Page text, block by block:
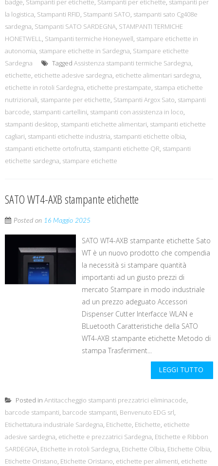
badge, Stampanti per etichette, Stampanti per etichette, stampanti per
la logistica, Stampanti RFID, Stampanti SATO, stampanti sato Cg408e
sardegna, Stampanti SATO SARDEGNA, STAMPANTI TERMICHE
HONETWELL, Stampanti termiche Honeywell, stampare etichette in
autonomia, stampare etichette in Sardegna, Stampare etichette
Sardegna
Tagged Assistenza stampanti termiche Sardegna,
etichette, etichette adesive sardegna, etichette alimentari sardegna,
etichette in rotoli Sardegna, etichette prestampate, stampa etichette
nutrizionali, stampante per etichette, Stampanti Argox Sato, stampanti
barcode, stampanti cartellini, stampanti con assistenza in loco,
stampanti desktop, stampanti etichette alimentari, stampanti etichette
cagliari, stampanti etichette industria, stampanti etichette olbia,
stampanti etichette ortofrutta, stampanti etichette QR, stampanti
etichette sardegna, stampare etichette
SATO WT4-AXB stampante etichette
Posted on 16 Maggio 2025
SATO WT4-AXB stampante etichette Sato
WT è un nuovo prodotto che compendia
la necessità si stampare quantità
importanti ad un giusto prezzi di
mercato Stampare in modo industriale
ad un prezzo adeguato Accessori
Dispenser Cutter Interfacce WLAN e
BLuetooth Caratteristiche della SATO
WT4-AXB stampante etichette Metodo di
stampa Trasferiment...
LEGGI TUTTO
Posted in Antitaccheggio stampanti prezzatrici eliminacode,
barcode stampanti, barcode stampanti, Benvenuto EDG srl,
Etichettatura industriale Sardegna, Etichette, Etichette, etichette
adesive sardegna, etichette e prezzatrici Sardegna, Etichette e Ribbon
SARDEGNA, Etichette in rotoli Sardegna, Etichette Olbia, Etichette Olbia,
Etichette Oristano, Etichette Oristano, etichette per alimenti, etichette